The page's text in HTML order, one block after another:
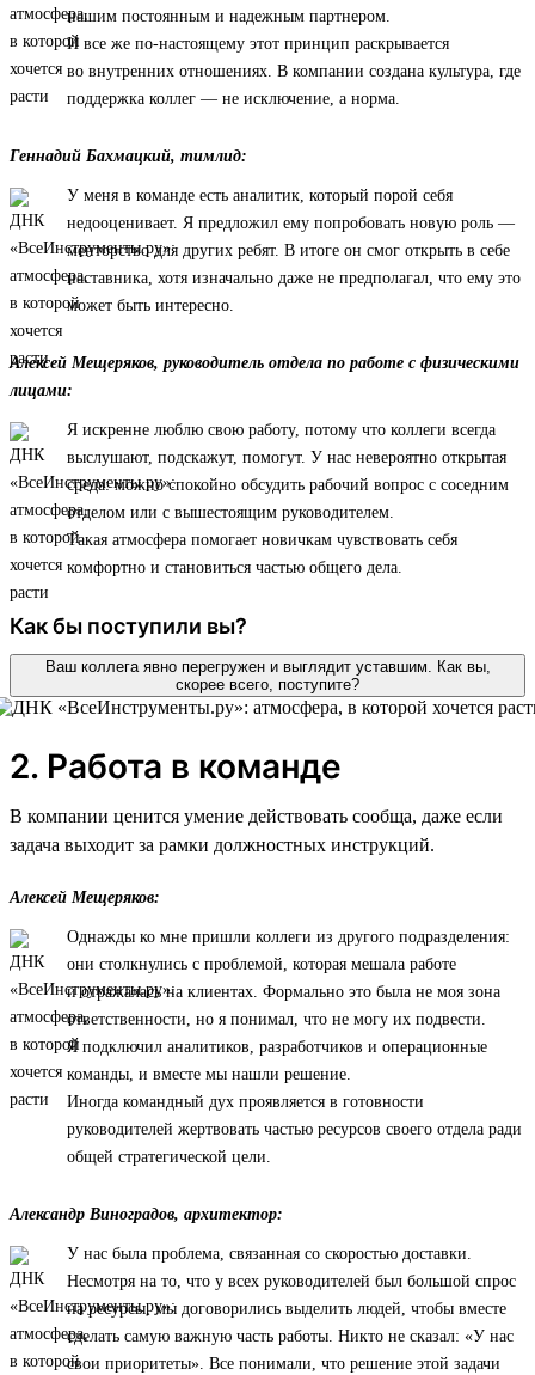
нашим постоянным и надежным партнером.
И все же по-настоящему этот принцип раскрывается
во внутренних отношениях. В компании создана культура, где
поддержка коллег — не исключение, а норма.
Геннадий Бахмацкий, тимлид:
У меня в команде есть аналитик, который порой себя
недооценивает. Я предложил ему попробовать новую роль —
менторство для других ребят. В итоге он смог открыть в себе
наставника, хотя изначально даже не предполагал, что ему это
может быть интересно.
Алексей Мещеряков, руководитель отдела по работе с физическими
лицами:
Я искренне люблю свою работу, потому что коллеги всегда
выслушают, подскажут, помогут. У нас невероятно открытая
среда: можно спокойно обсудить рабочий вопрос с соседним
отделом или с вышестоящим руководителем.
Такая атмосфера помогает новичкам чувствовать себя
комфортно и становиться частью общего дела.
Как бы поступили вы?
Ваш коллега явно перегружен и выглядит уставшим. Как вы,
скорее всего, поступите?
2. Работа в команде
В компании ценится умение действовать сообща, даже если
задача выходит за рамки должностных инструкций.
Алексей Мещеряков:
Однажды ко мне пришли коллеги из другого подразделения:
они столкнулись с проблемой, которая мешала работе
и отражалась на клиентах. Формально это была не моя зона
ответственности, но я понимал, что не могу их подвести.
Я подключил аналитиков, разработчиков и операционные
команды, и вместе мы нашли решение.
Иногда командный дух проявляется в готовности
руководителей жертвовать частью ресурсов своего отдела ради
общей стратегической цели.
Александр Виноградов, архитектор:
У нас была проблема, связанная со скоростью доставки.
Несмотря на то, что у всех руководителей был большой спрос
на ресурсы, мы договорились выделить людей, чтобы вместе
сделать самую важную часть работы. Никто не сказал: «У нас
свои приоритеты». Все понимали, что решение этой задачи